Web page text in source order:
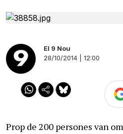
El 9 Nou
28/10/2014 | 12:00
Prop de 200 persones van